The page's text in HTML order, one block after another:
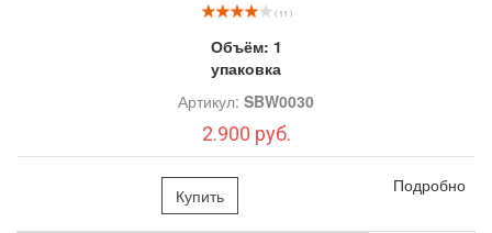
( 11 )
Объём: 1
упаковка
Артикул: SBW0030
2.900 руб.
Купить Подробно